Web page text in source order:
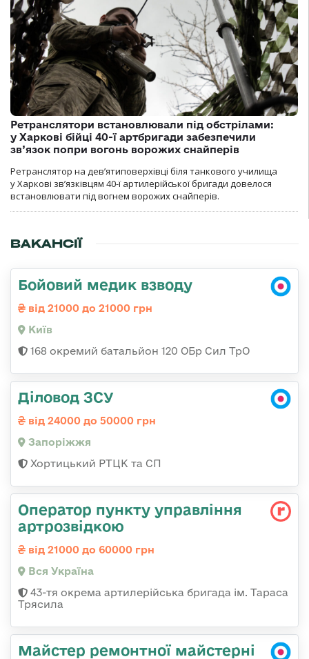
Ретранслятори встановлювали під обстрілами:
у Харкові бійці 40-ї артбригади забезпечили
зв’язок попри вогонь ворожих снайперів
Ретранслятор на дев’ятиповерхівці біля танкового училища
у Харкові зв’язківцям 40-ї артилерійської бригади довелося
встановлювати під вогнем ворожих снайперів.
ВАКАНСІЇ
Бойовий медик взводу
від 21000 до 21000 грн
Київ
168 окремий батальйон 120 ОБр Cил ТрО
Діловод ЗСУ
від 24000 до 50000 грн
Запоріжжя
Хортицький РТЦК та СП
Оператор пункту управління
артрозвідкою
від 21000 до 60000 грн
Вся Україна
43-тя окрема артилерійська бригада ім. Тараса
Трясила
Майстер ремонтної майстерні